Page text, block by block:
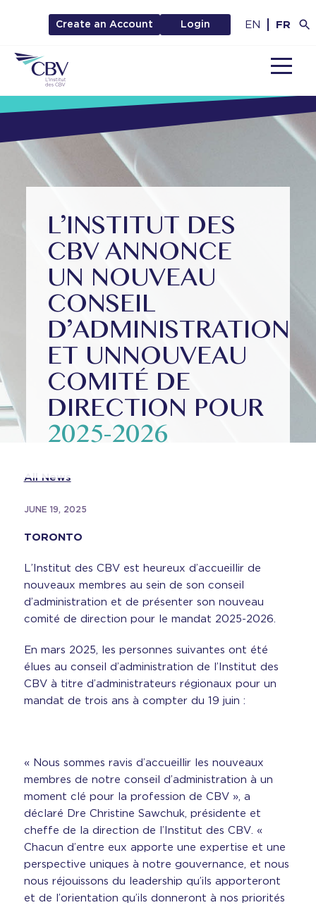
Create an Account Login EN FR
L’INSTITUT DES
CBV ANNONCE
UN NOUVEAU
CONSEIL
D’ADMINISTRATION
ET UNNOUVEAU
COMITÉ DE
DIRECTION POUR
2025-2026
All News
JUNE 19, 2025
TORONTO
L’Institut des CBV est heureux d’accueillir de
nouveaux membres au sein de son conseil
d’administration et de présenter son nouveau
comité de direction pour le mandat 2025-2026.
En mars 2025, les personnes suivantes ont été
élues au conseil d’administration de l’Institut des
CBV à titre d’administrateurs régionaux pour un
mandat de trois ans à compter du 19 juin :
« Nous sommes ravis d’accueillir les nouveaux
membres de notre conseil d’administration à un
moment clé pour la profession de CBV », a
déclaré Dre Christine Sawchuk, présidente et
cheffe de la direction de l’Institut des CBV. «
Chacun d’entre eux apporte une expertise et une
perspective uniques à notre gouvernance, et nous
nous réjouissons du leadership qu’ils apporteront
et de l’orientation qu’ils donneront à nos priorités